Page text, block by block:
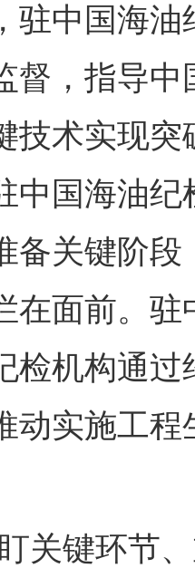
驻中国海
督，指导
技术实现
中国海油
备关键阶
在面前。
检机构通
动实施工
键环节、